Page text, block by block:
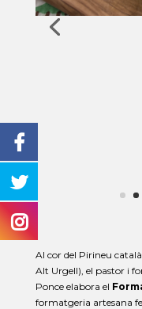
Al cor del Pirineu
Alt Urgell), el pastor i
Ponce elabora el
formatgeria artesana